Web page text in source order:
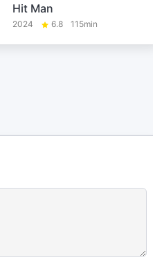
Hit Man
2024 6.8 115min